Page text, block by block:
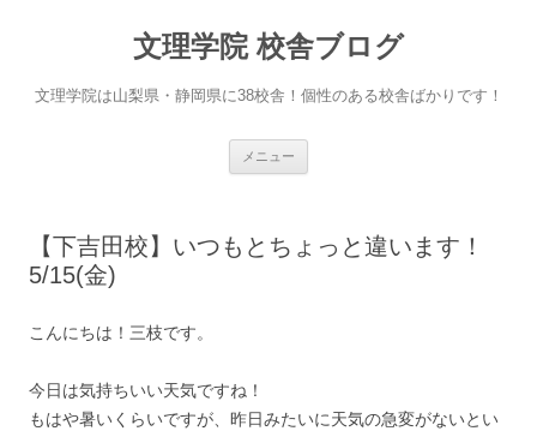
文理学院 校舎ブログ
文理学院は山梨県・静岡県に38校舎！個性のある校舎ばかりです！
メニュー
ス
【下吉田校】いつもとちょっと違います！
5/15(金)
こんにちは！三枝です。
今日は気持ちいい天気ですね！
もはや暑いくらいですが、昨日みたいに天気の急変がないとい